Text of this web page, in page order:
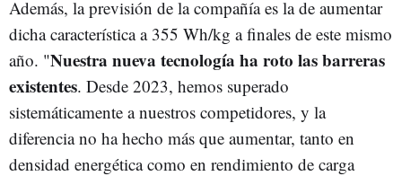
Además, la previsión de la compañía es la de aumentar
dicha característica a 355 Wh/kg a finales de este mismo
año. "Nuestra nueva tecnología ha roto las barreras
existentes. Desde 2023, hemos superado
sistemáticamente a nuestros competidores, y la
diferencia no ha hecho más que aumentar, tanto en
densidad energética como en rendimiento de carga